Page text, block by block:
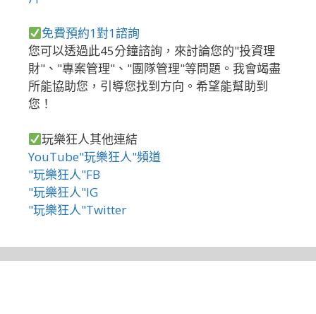
免費預約1對1諮詢
您可以透過此45分鐘諮詢，來討論您的"投資理
財"、"專案管理"、"團隊管理"等問題。我會竭盡
所能協助您，引導您找到方向。希望能幫助到
您！
玩樂狂人其他連結
YouTube"玩樂狂人"頻道
"玩樂狂人"FB
"玩樂狂人"IG
"玩樂狂人"Twitter